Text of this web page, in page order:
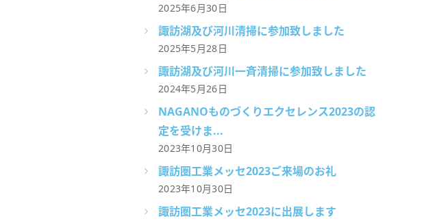
2025年6月30日
諏訪湖及び河川清掃に参加致しました
2025年5月28日
諏訪湖及び河川一斉清掃に参加致しました
2024年5月26日
NAGANOものづくりエクセレンス2023の認
定を受けま...
2023年10月30日
諏訪圏工業メッセ2023ご来場のお礼
2023年10月30日
諏訪圏工業メッセ2023に出展します